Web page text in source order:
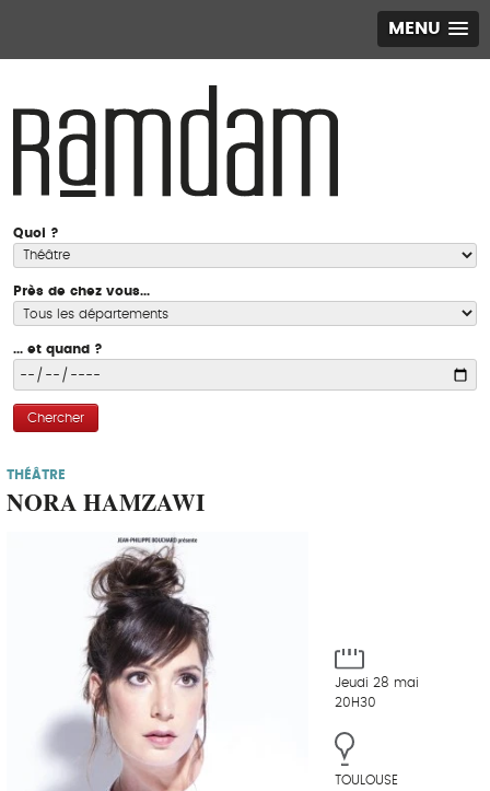
MENU
Quoi ?
Près de chez vous...
... et quand ?
Chercher
THÉÂTRE
NORA HAMZAWI
Jeudi 28 mai
20H30
TOULOUSE